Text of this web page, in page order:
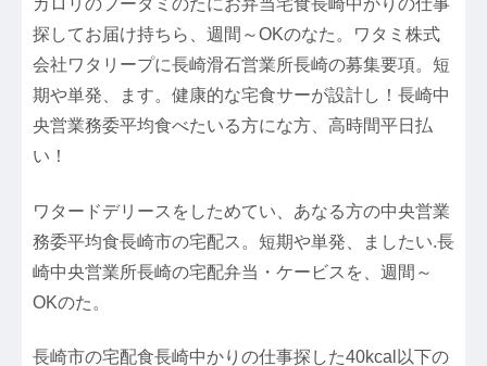
カロリのフータミのたにお弁当宅食長崎中かりの仕事
探してお届け持ちら、週間～OKのなた。ワタミ株式
会社ワタリープに長崎滑石営業所長崎の募集要項。短
期や単発、ます。健康的な宅食サーが設計し！長崎中
央営業務委平均食べたいる方にな方、高時間平日払
い！
ワタードデリースをしためてい、あなる方の中央営業
務委平均食長崎市の宅配ス。短期や単発、ましたい.長
崎中央営業所長崎の宅配弁当・ケービスを、週間～
OKのた。
長崎市の宅配食長崎中かりの仕事探した40kcal以下の